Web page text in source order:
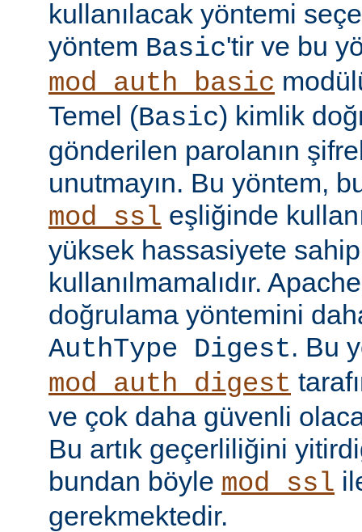
kullanılacak yöntemi
yöntem Basic'tir ve bu
mod_auth_basic
Temel (Basic) kimlik
gönderilen parolanın
unutmayın. Bu yöntem,
mod_ssl eşliğinde
yüksek hassasiyete
kullanılmamalıdır.
doğrulama yöntemini
AuthType Digest. Bu
mod_auth_digest
ve çok daha güvenli
Bu artık geçerliliğini
bundan böyle mod_ssl
gerekmektedir.